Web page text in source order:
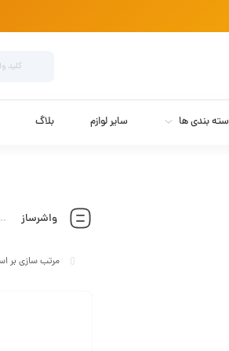
بندی ها سایر لوازم بلاگ
واشرساز